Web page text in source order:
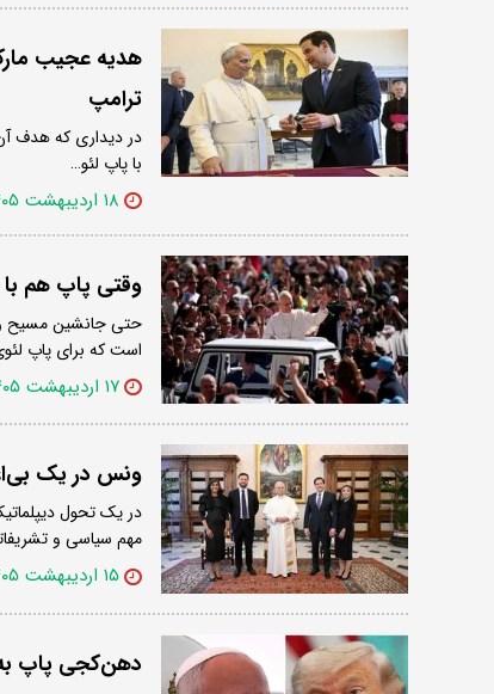
هدیه عجیب
ترامپ
در دیداری که هدف
با پاپ لئو…
۱۸ اردیبهشت ۱۴۰۵
وقتی پاپ هم
حتی جانشین مسیح
است که برای پاپ
۱۷ اردیبهشت ۱۴۰۵
ونس در یک
در یک تحول
مهم سیاسی و
۱۵ اردیبهشت ۱۴۰۵
دهن‌کجی پاپ